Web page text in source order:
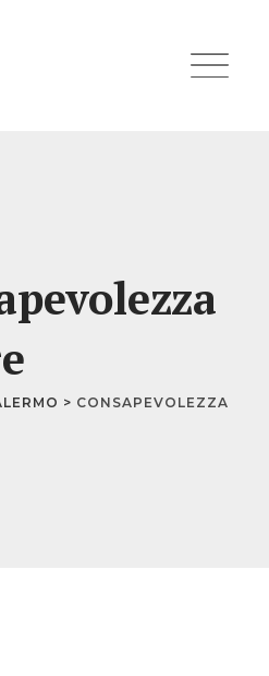
> CONSAPEVOLEZZA